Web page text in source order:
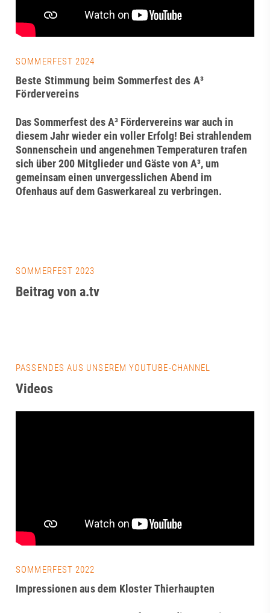
SOMMERFEST 2024
Beste Stimmung beim Sommerfest des A³
Fördervereins
Das Sommerfest des A³ Fördervereins war auch in
diesem Jahr wieder ein voller Erfolg! Bei strahlendem
Sonnenschein und angenehmen Temperaturen trafen
sich über 200 Mitglieder und Gäste von A³, um
gemeinsam einen unvergesslichen Abend im
Ofenhaus auf dem Gaswerkareal zu verbringen.
SOMMERFEST 2023
Beitrag von a.tv
PASSENDES AUS UNSEREM YOUTUBE-CHANNEL
Videos
SOMMERFEST 2022
Impressionen aus dem Kloster Thierhaupten